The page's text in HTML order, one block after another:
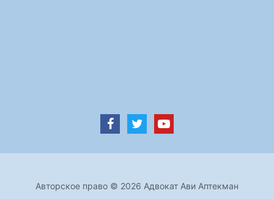
Авторское право © 2026 Адвокат Ави Аптекман